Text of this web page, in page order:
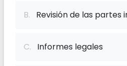
B. Revisión de las partes
C. Informes legales